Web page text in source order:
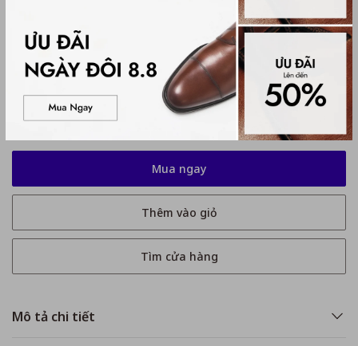
Kích thước
Hướng dẫn chọn size:
35
36 37 37.5 38
39
Mô tả chi tiết
Mua ngay
Thêm vào giỏ
Tìm cửa hàng